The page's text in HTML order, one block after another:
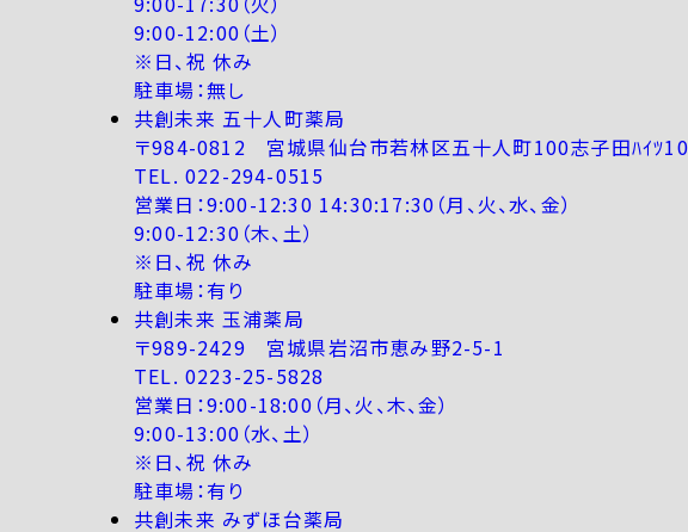
9:00-12:00（土）
※日、祝 休み
駐車場：無し
共創未来 五十人町薬局
〒984-0812 宮城県仙台市若林区五十人町100志子田ﾊｲﾂ
TEL. 022-294-0515
営業日：9:00-12:30 14:30:17:30（月、火、水、金）
9:00-12:30（木、土）
※日、祝 休み
駐車場：有り
共創未来 玉浦薬局
〒989-2429 宮城県岩沼市恵み野2-5-1
TEL. 0223-25-5828
営業日：9:00-18:00（月、火、木、金）
9:00-13:00（水、土）
※日、祝 休み
駐車場：有り
共創未来 みずほ台薬局